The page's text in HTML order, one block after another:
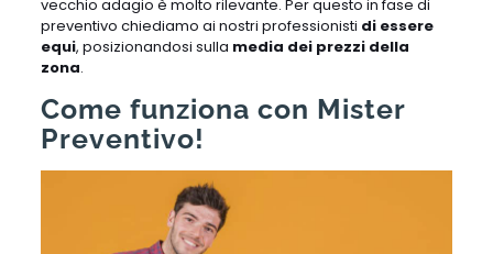
vecchio adagio è molto rilevante. Per questo in fase di
preventivo chiediamo ai nostri professionisti di essere
equi, posizionandosi sulla media dei prezzi della
zona.
Come funziona con Mister
Preventivo!